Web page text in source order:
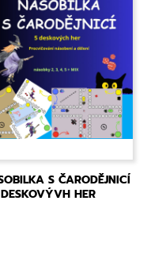
S ČARODĚJNICÍ
HER